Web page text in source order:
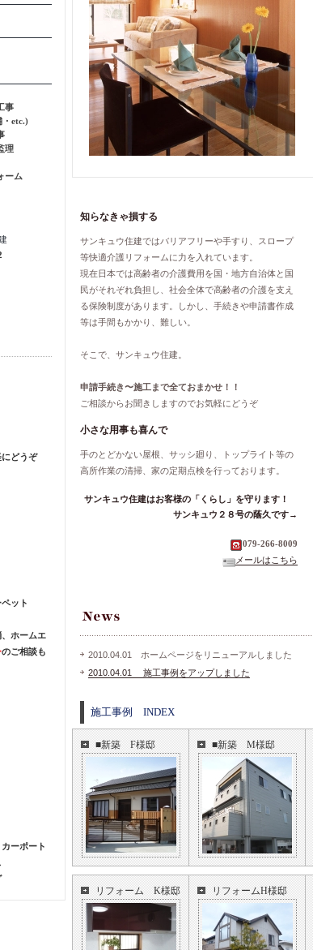
知らなきゃ損する
サンキュウ住建ではバリアフリーや手すり、スロープ
等快適介護リフォームに力を入れています。
現在日本では高齢者の介護費用を国・地方自治体と国
民がそれぞれ負担し、社会全体で高齢者の介護を支え
る保険制度があります。しかし、手続きや申請書作成
等は手間もかかり、難しい。
そこで、サンキュウ住建。
申請手続き〜施工まで全ておまかせ！！
ご相談からお聞きしますのでお気軽にどうぞ
小さな用事も喜んで
手のとどかない屋根、サッシ廻り、トップライト等の
高所作業の清掃、家の定期点検を行っております。
サンキュウ住建はお客様の「くらし」を守ります！
サンキュウ２８号の蔭久です→
079-266-8009
メールはこちら
2010.04.01 ホームページをリニューアルしました
2010.04.01 施工事例をアップしました
施工事例 INDEX
■新築 F様邸 ■新築 M様邸
リフォーム K様邸 リフォームH様邸
事
・etc.)
理
ーム
どうぞ
ット
ホームエ
のご相談も
ーポート